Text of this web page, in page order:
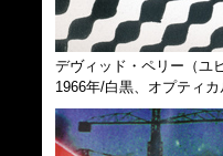
デヴィッド・ペリー（ユ
1966年/白黒、オプティ